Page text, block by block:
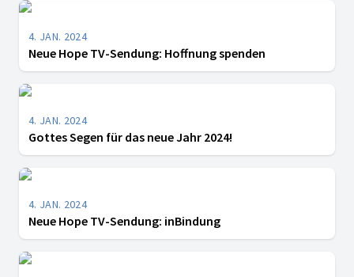
4. JAN. 2024
Neue Hope TV-Sendung: Hoffnung spenden
4. JAN. 2024
Gottes Segen für das neue Jahr 2024!
4. JAN. 2024
Neue Hope TV-Sendung: inBindung